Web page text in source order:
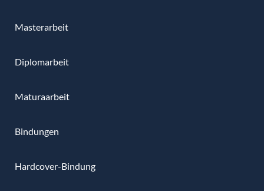
Masterarbeit
Diplomarbeit
Maturaarbeit
Bindungen
Hardcover-Bindung